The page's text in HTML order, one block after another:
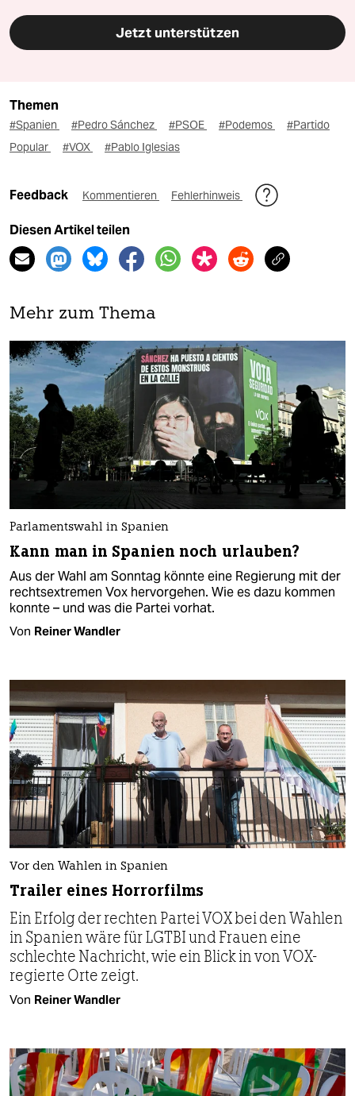
Jetzt unterstützen
Themen
#Spanien #Pedro Sánchez #PSOE #Podemos
#Partido
Popular
#VOX #Pablo Iglesias
Feedback Kommentieren Fehlerhinweis
Diesen Artikel teilen
Mehr zum Thema
Parlamentswahl in Spanien
Kann man in Spanien noch urlauben?
Aus der Wahl am Sonntag könnte eine Regierung mit der
rechtsextremen Vox hervorgehen. Wie es dazu kommen
konnte – und was die Partei vorhat.
Von Reiner Wandler
Vor den Wahlen in Spanien
Trailer eines Horrorfilms
Ein Erfolg der rechten Partei VOX bei den Wahlen
in Spanien wäre für LGTBI und Frauen eine
schlechte Nachricht, wie ein Blick in von VOX-
regierte Orte zeigt.
Von Reiner Wandler